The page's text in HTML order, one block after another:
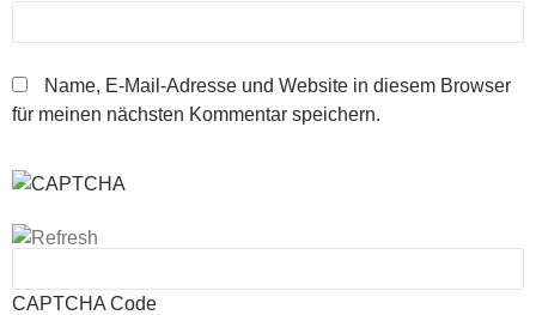
Name, E-Mail-Adresse und Website in diesem Browser
für meinen nächsten Kommentar speichern.
CAPTCHA Code